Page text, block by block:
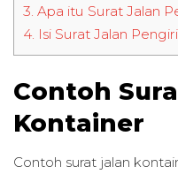
3. Apa itu Surat Jalan
4. Isi Surat Jalan
Contoh
Kontainer
Contoh surat jalan